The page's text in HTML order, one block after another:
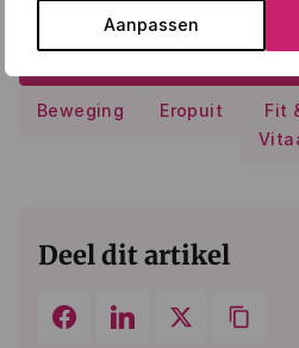
Aanpassen
10% korting in de
Beweging Eropuit
Fit
Deel dit artikel